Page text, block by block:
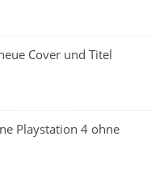
Cover und Titel
Playstation 4 ohne